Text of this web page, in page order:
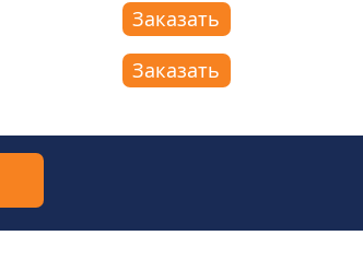
Заказать
Заказать